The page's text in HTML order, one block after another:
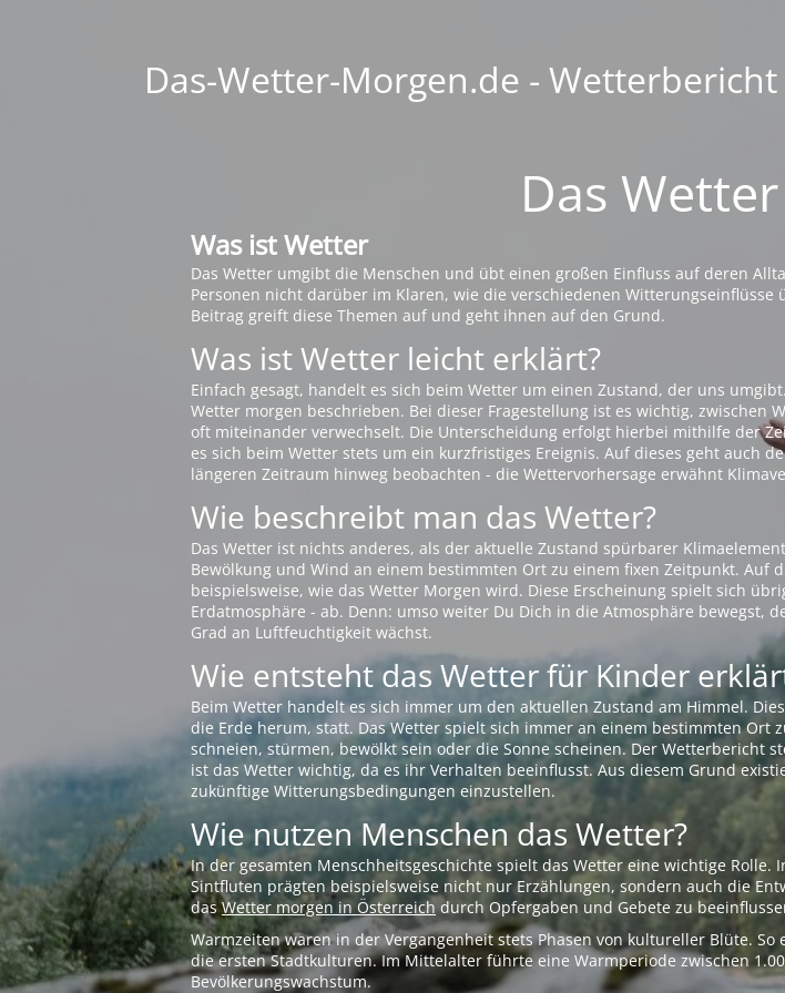
Das-Wetter-Morgen.de -
Das
Was ist Wetter
Das Wetter umgibt die Menschen und übt einen großen Einfluss auf deren
Personen nicht darüber im Klaren, wie die verschiedenen
Beitrag greift diese Themen auf und geht ihnen auf den Grund.
Was ist Wetter leicht erklärt?
Einfach gesagt, handelt es sich beim Wetter um einen Zustand, der uns
Wetter morgen beschrieben. Bei dieser Fragestellung ist es wichtig,
oft miteinander verwechselt. Die Unterscheidung erfolgt hierbei mithilfe der
es sich beim Wetter stets um ein kurzfristiges Ereignis. Auf dieses geht auch
längeren Zeitraum hinweg beobachten - die Wettervorhersage erwähnt
Wie beschreibt man das Wetter?
Das Wetter ist nichts anderes, als der aktuelle Zustand spürbarer
Bewölkung und Wind an einem bestimmten Ort zu einem fixen Zeitpunkt. Auf
beispielsweise, wie das Wetter Morgen wird. Diese Erscheinung spielt sich
Erdatmosphäre - ab. Denn: umso weiter Du Dich in die Atmosphäre bewegst,
Grad an Luftfeuchtigkeit wächst.
Wie entsteht das Wetter für Kinder
Beim Wetter handelt es sich immer um den aktuellen Zustand am Himmel.
die Erde herum, statt. Das Wetter spielt sich immer an einem bestimmten Ort
schneien, stürmen, bewölkt sein oder die Sonne scheinen. Der Wetterbericht
ist das Wetter wichtig, da es ihr Verhalten beeinflusst. Aus diesem Grund
zukünftige Witterungsbedingungen einzustellen.
Wie nutzen Menschen das Wetter?
In der gesamten Menschheitsgeschichte spielt das Wetter eine wichtige
Sintfluten prägten beispielsweise nicht nur Erzählungen, sondern auch die
dasWetter morgen in Österreichdurch Opfergaben und Gebete zu
Warmzeiten waren in der Vergangenheit stets Phasen von kultureller Blüte.
die ersten Stadtkulturen. Im Mittelalter führte eine Warmperiode zwischen
Bevölkerungswachstum.